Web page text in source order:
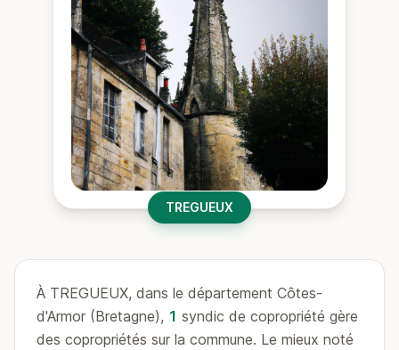
TREGUEUX
À TREGUEUX, dans le département Côtes-
d'Armor (Bretagne), 1 syndic de copropriété gère
des copropriétés sur la commune. Le mieux noté